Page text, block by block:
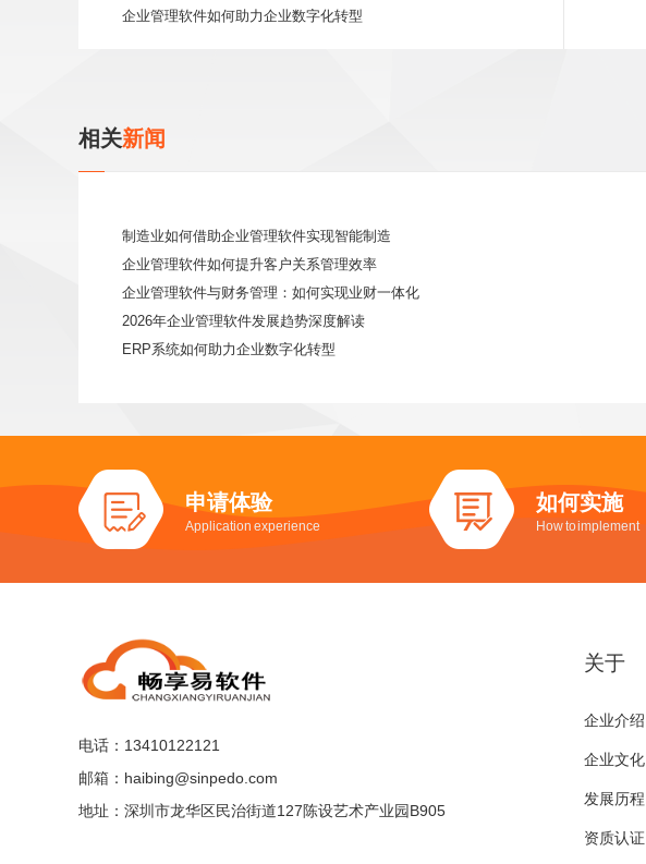
企业管理软件如何助力企业数字化转型
相关新闻
制造业如何借助企业管理软件实现智能制造
企业管理软件如何提升客户关系管理效率
企业管理软件与财务管理：如何实现业财一体化
2026年企业管理软件发展趋势深度解读
ERP系统如何助力企业数字化转型
申请体验
Application experience
如何实施
How to implement
电话：13410122121
邮箱：haibing@sinpedo.com
地址：深圳市龙华区民治街道127陈设艺术产业园B905
关于
企业介绍
企业文化
发展历程
资质认证